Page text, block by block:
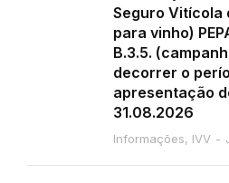
Seguro Vitícola
para vinho)
B.3.5.
decorrer o
apresentação
31.08.2026
Informações, IVV